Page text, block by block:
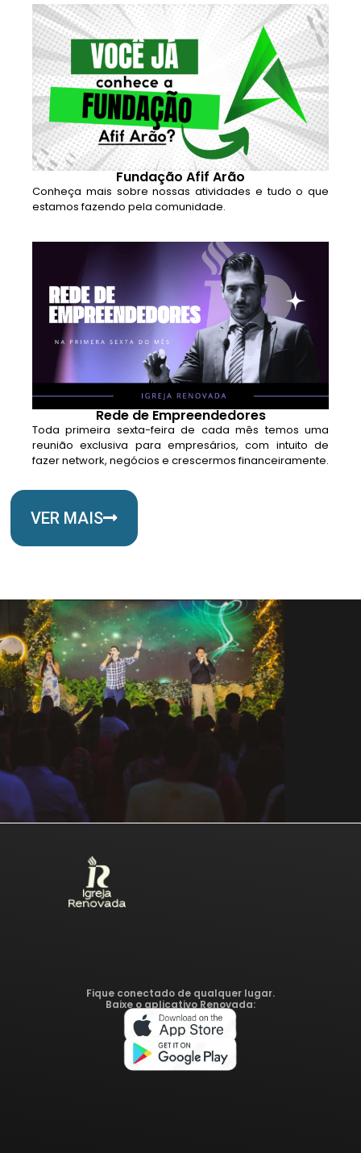
Fundação Afif Arão
Conheça mais sobre nossas atividades e tudo o que
estamos fazendo pela comunidade.
Rede de Empreendedores
Toda primeira sexta-feira de cada mês temos uma
reunião exclusiva para empresários, com intuito de
fazer network, negócios e crescermos financeiramente.
VER MAIS
Fique conectado de qualquer lugar.
Baixe o aplicativo Renovada: